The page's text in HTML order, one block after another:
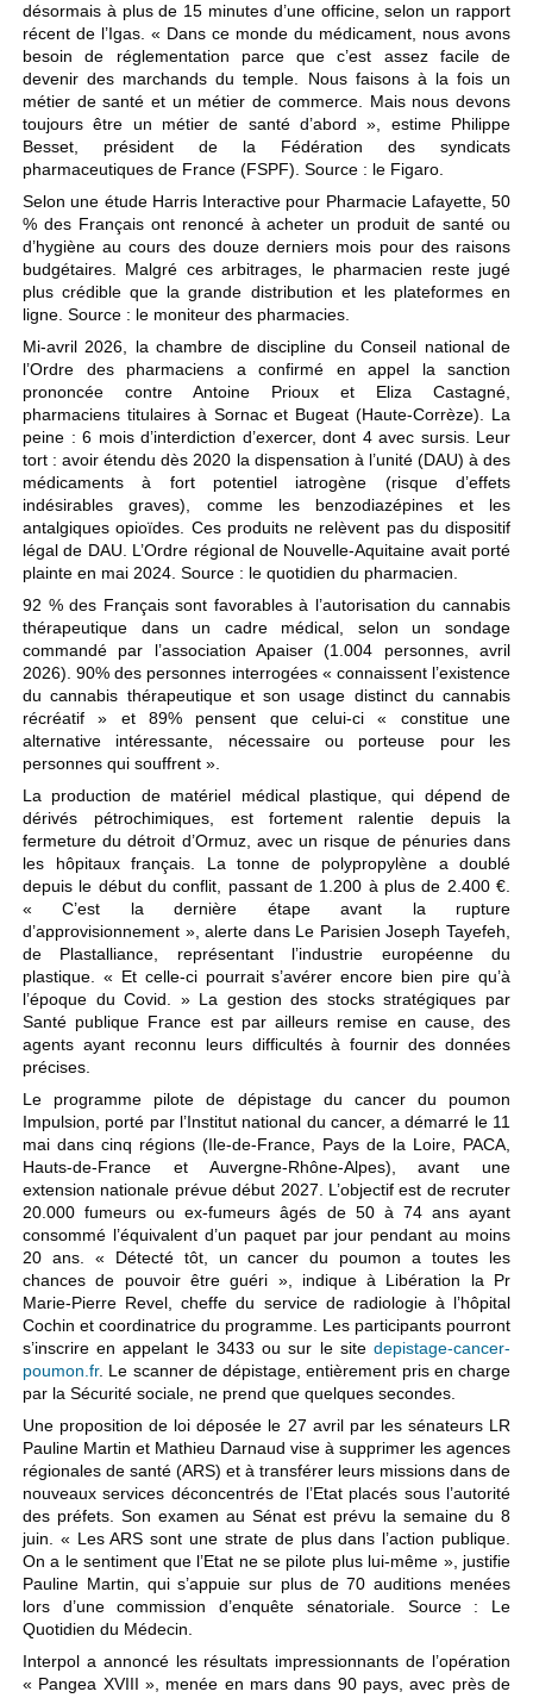
désormais à plus de 15 minutes d’une officine, selon un rapport
récent de l’Igas. « Dans ce monde du médicament, nous avons
besoin de réglementation parce que c’est assez facile de
devenir des marchands du temple. Nous faisons à la fois un
métier de santé et un métier de commerce. Mais nous devons
toujours être un métier de santé d’abord », estime Philippe
Besset, président de la Fédération des syndicats
pharmaceutiques de France (FSPF). Source : le Figaro.
Selon une étude Harris Interactive pour Pharmacie Lafayette, 50
% des Français ont renoncé à acheter un produit de santé ou
d’hygiène au cours des douze derniers mois pour des raisons
budgétaires. Malgré ces arbitrages, le pharmacien reste jugé
plus crédible que la grande distribution et les plateformes en
ligne. Source : le moniteur des pharmacies.
Mi-avril 2026, la chambre de discipline du Conseil national de
l’Ordre des pharmaciens a confirmé en appel la sanction
prononcée contre Antoine Prioux et Eliza Castagné,
pharmaciens titulaires à Sornac et Bugeat (Haute-Corrèze). La
peine : 6 mois d’interdiction d’exercer, dont 4 avec sursis. Leur
tort : avoir étendu dès 2020 la dispensation à l’unité (DAU) à des
médicaments à fort potentiel iatrogène (risque d’effets
indésirables graves), comme les benzodiazépines et les
antalgiques opioïdes. Ces produits ne relèvent pas du dispositif
légal de DAU. L’Ordre régional de Nouvelle-Aquitaine avait porté
plainte en mai 2024. Source : le quotidien du pharmacien.
92 % des Français sont favorables à l’autorisation du cannabis
thérapeutique dans un cadre médical, selon un sondage
commandé par l’association Apaiser (1.004 personnes, avril
2026). 90% des personnes interrogées « connaissent l’existence
du cannabis thérapeutique et son usage distinct du cannabis
récréatif » et 89% pensent que celui-ci « constitue une
alternative intéressante, nécessaire ou porteuse pour les
personnes qui souffrent ».
La production de matériel médical plastique, qui dépend de
dérivés pétrochimiques, est fortement ralentie depuis la
fermeture du détroit d’Ormuz, avec un risque de pénuries dans
les hôpitaux français. La tonne de polypropylène a doublé
depuis le début du conflit, passant de 1.200 à plus de 2.400 €.
« C’est la dernière étape avant la rupture
d’approvisionnement », alerte dans Le Parisien Joseph Tayefeh,
de Plastalliance, représentant l’industrie européenne du
plastique. « Et celle-ci pourrait s’avérer encore bien pire qu’à
l’époque du Covid. » La gestion des stocks stratégiques par
Santé publique France est par ailleurs remise en cause, des
agents ayant reconnu leurs difficultés à fournir des données
précises.
Le programme pilote de dépistage du cancer du poumon
Impulsion, porté par l’Institut national du cancer, a démarré le 11
mai dans cinq régions (Ile-de-France, Pays de la Loire, PACA,
Hauts-de-France et Auvergne-Rhône-Alpes), avant une
extension nationale prévue début 2027. L’objectif est de recruter
20.000 fumeurs ou ex-fumeurs âgés de 50 à 74 ans ayant
consommé l’équivalent d’un paquet par jour pendant au moins
20 ans. « Détecté tôt, un cancer du poumon a toutes les
chances de pouvoir être guéri », indique à Libération la Pr
Marie-Pierre Revel, cheffe du service de radiologie à l’hôpital
Cochin et coordinatrice du programme. Les participants pourront
s’inscrire en appelant le 3433 ou sur le site depistage-cancer-
poumon.fr. Le scanner de dépistage, entièrement pris en charge
par la Sécurité sociale, ne prend que quelques secondes.
Une proposition de loi déposée le 27 avril par les sénateurs LR
Pauline Martin et Mathieu Darnaud vise à supprimer les agences
régionales de santé (ARS) et à transférer leurs missions dans de
nouveaux services déconcentrés de l’Etat placés sous l’autorité
des préfets. Son examen au Sénat est prévu la semaine du 8
juin. « Les ARS sont une strate de plus dans l’action publique.
On a le sentiment que l’Etat ne se pilote plus lui-même », justifie
Pauline Martin, qui s’appuie sur plus de 70 auditions menées
lors d’une commission d’enquête sénatoriale. Source : Le
Quotidien du Médecin.
Interpol a annoncé les résultats impressionnants de l’opération
« Pangea XVIII », menée en mars dans 90 pays, avec près de